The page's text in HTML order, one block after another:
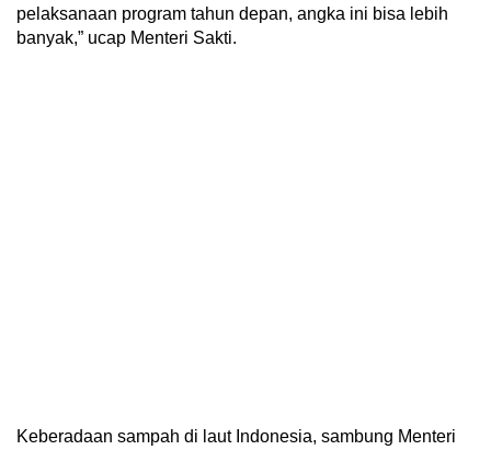
pelaksanaan program tahun depan, angka ini bisa lebih
banyak,” ucap Menteri Sakti.
Keberadaan sampah di laut Indonesia, sambung Menteri